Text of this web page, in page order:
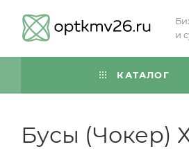
и
КАТАЛОГ
Бусы (Чокер)